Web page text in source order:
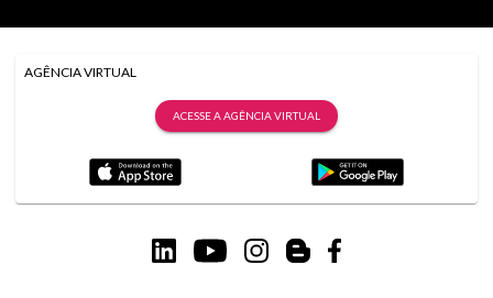
AGÊNCIA VIRTUAL
ACESSE A AGÊNCIA VIRTUAL